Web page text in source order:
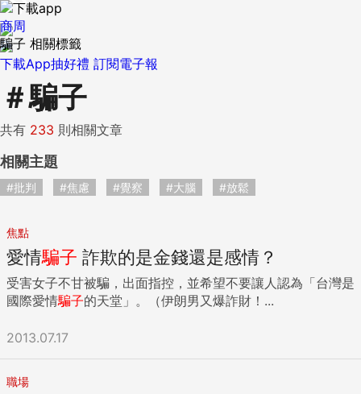
下載App抽好禮 訂閱電子報
商周
騙子 相關標籤
＃騙子
共有 233 則相關文章
相關主題
#批判 #焦慮 #覺察 #大腦 #放鬆
焦點
愛情騙子 詐欺的是金錢還是感情？
受害女子不甘被騙，出面指控，並希望不要讓人認為「台灣是
國際愛情騙子的天堂」。（伊朗男又爆詐財！...
2013.07.17
職場